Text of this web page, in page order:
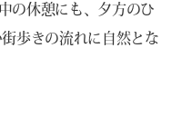
の休憩にも、夕方のひ
歩きの流れに自然とな